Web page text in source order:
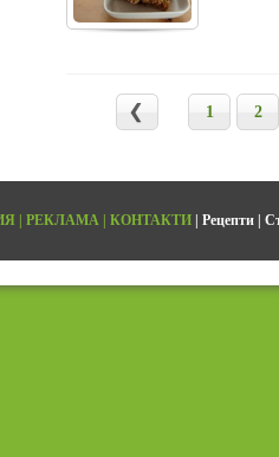
1 2
РЕКЛАМА КОНТАКТИ Рецепти